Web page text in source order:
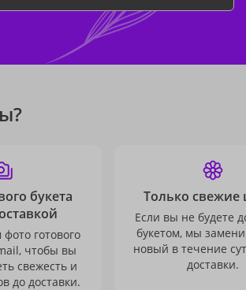
букета
готового
чтобы вы
свежесть и
до доставки.
Только свежие
Если вы не будете
букетом, мы
новый в течение
доставки.